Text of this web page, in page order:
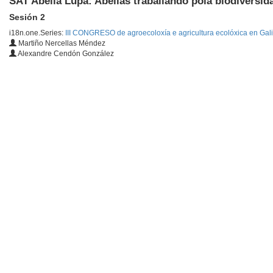
Sesión 2
i18n.one.Series:
III CONGRESO de agroecoloxía e agricultura ecolóxica en
Martiño Nercellas Méndez
Alexandre Cendón González